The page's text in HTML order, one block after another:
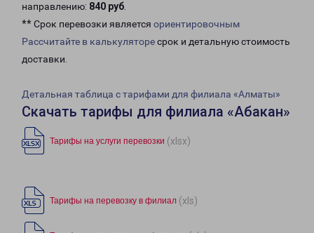
направлению: 840 руб.
** Срок перевозки является ориентировочным
Рассчитайте в калькуляторесрок и детальную стоимость
доставки.
Детальная таблица с тарифами для филиала «Алматы»
Скачать тарифы для филиала «Абакан»
Тарифы на услуги перевозки (xlsx)
Тарифы на перевозку в филиал (xls)